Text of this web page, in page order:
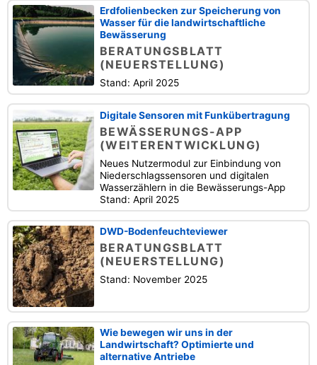
Erdfolienbecken zur Speicherung von
Wasser für die landwirtschaftliche
Bewässerung
BERATUNGSBLATT
(NEUERSTELLUNG)
Stand: April 2025
Digitale Sensoren mit Funkübertragung
BEWÄSSERUNGS-APP
(WEITERENTWICKLUNG)
Neues Nutzermodul zur Einbindung von
Niederschlagssensoren und digitalen
Wasserzählern in die Bewässerungs-App
Stand: April 2025
DWD-Bodenfeuchteviewer
BERATUNGSBLATT
(NEUERSTELLUNG)
Stand: November 2025
Wie bewegen wir uns in der
Landwirtschaft? Optimierte und
alternative Antriebe